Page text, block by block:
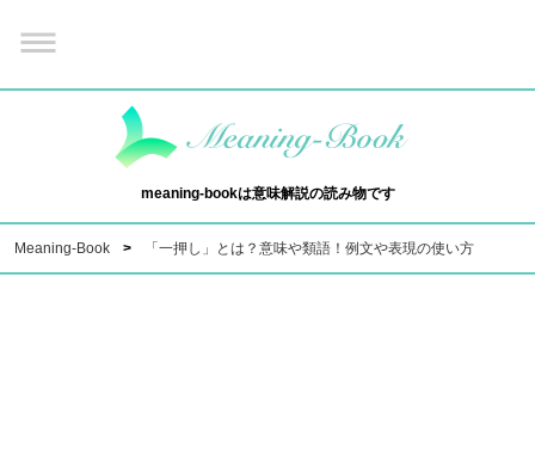
meaning-bookは意味解説の読み物です
Meaning-Book 「一押し」とは？意味や類語！例文や表現の使い方